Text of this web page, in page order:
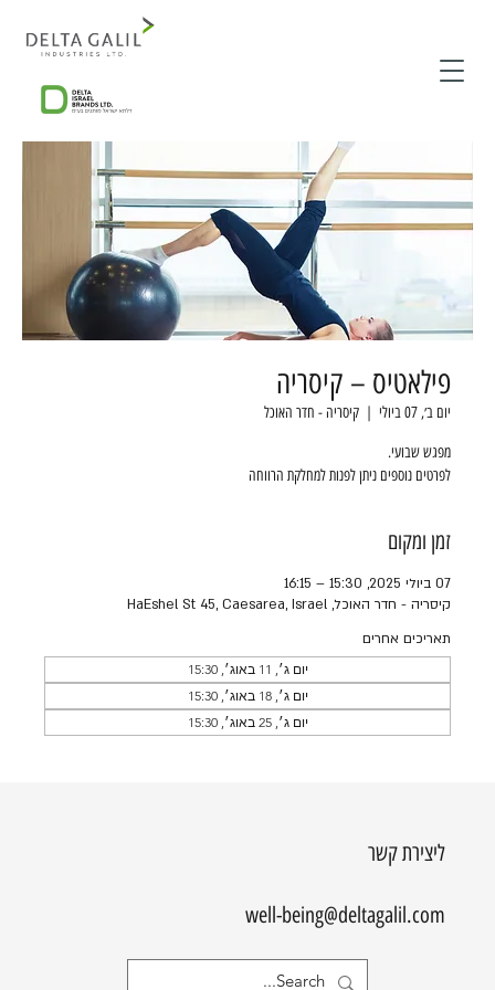
פילאטיס – קיסריה
יום ב׳, 07 ביולי
  |
קיסריה - חדר האוכל
לפרטים נוספים ניתן לפנות למחלקת הרווחה
זמן ומקום
07 ביולי 2025, 15:30 – 16:15
קיסריה - חדר האוכל, HaEshel St 45, Caesarea, Israel
תאריכים אחרים
יום ג׳, 11 באוג׳, 15:30
יום ג׳, 18 באוג׳, 15:30
יום ג׳, 25 באוג׳, 15:30
ליצירת קשר
well-being@deltagalil.com